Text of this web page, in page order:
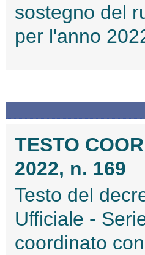
sostegno del
per l'anno
TESTO
2022, n. 169
Testo del
Ufficiale -
coordinato